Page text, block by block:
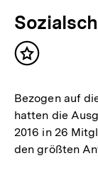
Inhalt
Bezogen auf
hatten die
2016 in 26
den größten